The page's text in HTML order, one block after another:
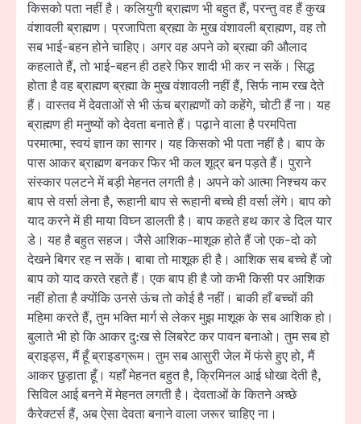
किसको पता नहीं है। कलियुगी ब्राह्मण भी बहुत हैं, परन्तु वह हैं कुख
वंशावली ब्राह्मण। प्रजापिता ब्रह्मा के मुख वंशावली ब्राह्मण, वह तो
सब भाई-बहन होने चाहिए। अगर वह अपने को ब्रह्मा की औलाद
कहलाते हैं, तो भाई-बहन ही ठहरे फिर शादी भी कर न सकें। सिद्ध
होता है वह ब्राह्मण ब्रह्मा के मुख वंशावली नहीं हैं, सिर्फ नाम रख देते
हैं। वास्तव में देवताओं से भी ऊंच ब्राह्मणों को कहेंगे, चोटी हैं ना। यह
ब्राह्मण ही मनुष्यों को देवता बनाते हैं। पढ़ाने वाला है परमपिता
परमात्मा, स्वयं ज्ञान का सागर। यह किसको भी पता नहीं है। बाप के
पास आकर ब्राह्मण बनकर फिर भी कल शूद्र बन पड़ते हैं। पुराने
संस्कार पलटने में बड़ी मेहनत लगती है। अपने को आत्मा निश्चय कर
बाप से वर्सा लेना है, रूहानी बाप से रूहानी बच्चे ही वर्सा लेंगे। बाप को
याद करने में ही माया विघ्न डालती है। बाप कहते हथ कार डे दिल यार
डे। यह है बहुत सहज। जैसे आशिक-माशूक होते हैं जो एक-दो को
देखने बिगर रह न सकें। बाबा तो माशूक ही है। आशिक सब बच्चे हैं जो
बाप को याद करते रहते हैं। एक बाप ही है जो कभी किसी पर आशिक
नहीं होता है क्योंकि उनसे ऊंच तो कोई है नहीं। बाकी हाँ बच्चों की
महिमा करते हैं, तुम भक्ति मार्ग से लेकर मुझ माशूक के सब आशिक हो।
बुलाते भी हो कि आकर दु:ख से लिबरेट कर पावन बनाओ। तुम सब हो
ब्राइड्स, मैं हूँ ब्राइडग्रूम। तुम सब आसुरी जेल में फंसे हुए हो, मैं
आकर छुड़ाता हूँ। यहाँ मेहनत बहुत है, क्रिमिनल आई धोखा देती है,
सिविल आई बनने में मेहनत लगती है। देवताओं के कितने अच्छे
कैरेक्टर्स हैं, अब ऐसा देवता बनाने वाला जरूर चाहिए ना।